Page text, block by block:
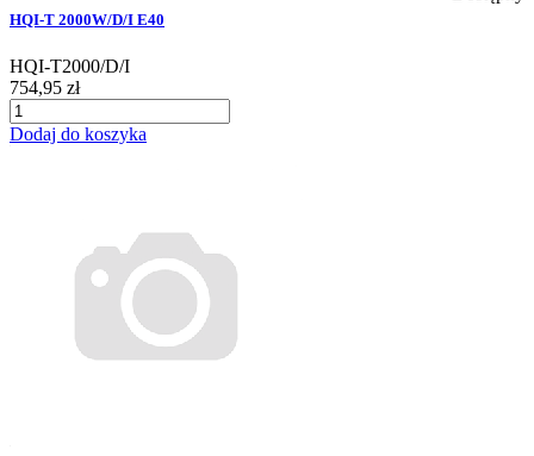
HQI-T 2000W/D/I E40
HQI-T2000/D/I
754,95 zł
Dodaj do koszyka